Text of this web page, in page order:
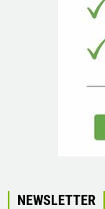
NEWSLETTER